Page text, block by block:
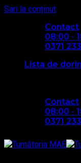
Sari la conținut
Contact
08:00 -
0371
Lista de
Contact
08:00 -
0371